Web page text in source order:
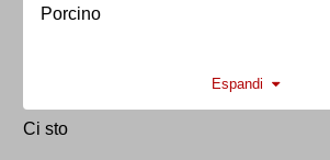
Porcino
Espandi
Ci sto